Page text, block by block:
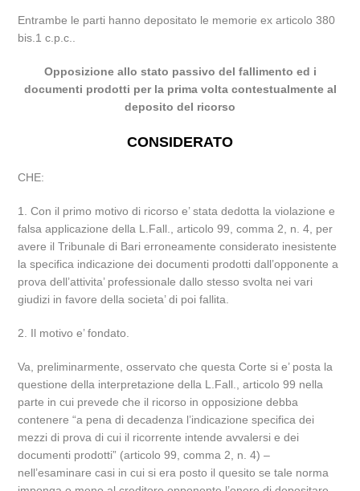
Entrambe le parti hanno depositato le memorie ex articolo 380
bis.1 c.p.c..
Opposizione allo stato passivo del fallimento ed i
documenti prodotti per la prima volta contestualmente al
deposito del ricorso
CONSIDERATO
CHE:
1. Con il primo motivo di ricorso e’ stata dedotta la violazione e
falsa applicazione della L.Fall., articolo 99, comma 2, n. 4, per
avere il Tribunale di Bari erroneamente considerato inesistente
la specifica indicazione dei documenti prodotti dall’opponente a
prova dell’attivita’ professionale dallo stesso svolta nei vari
giudizi in favore della societa’ di poi fallita.
2. Il motivo e’ fondato.
Va, preliminarmente, osservato che questa Corte si e’ posta la
questione della interpretazione della L.Fall., articolo 99 nella
parte in cui prevede che il ricorso in opposizione debba
contenere “a pena di decadenza l’indicazione specifica dei
mezzi di prova di cui il ricorrente intende avvalersi e dei
documenti prodotti” (articolo 99, comma 2, n. 4) –
nell’esaminare casi in cui si era posto il quesito se tale norma